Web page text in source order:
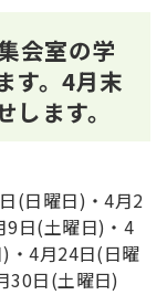
会室の学
す。4月末
ます。
(日曜日)・4月2
9日(土曜日)・4
・4月24日(日曜
30日(土曜日)